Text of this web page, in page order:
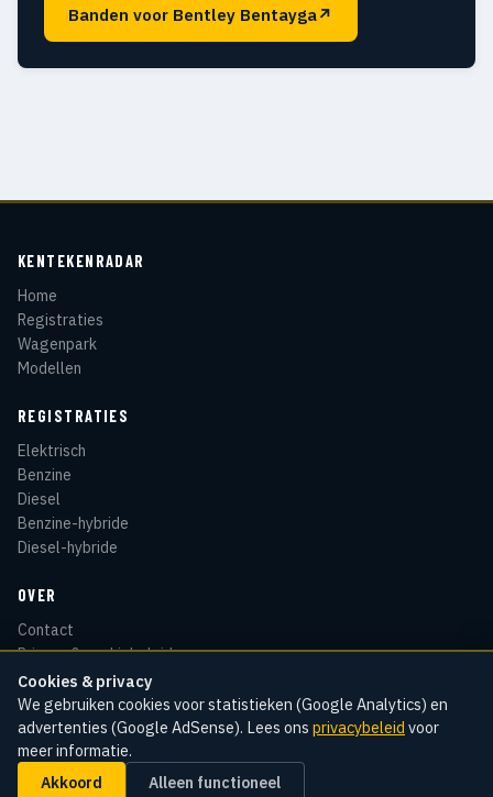
Cookies & privacy
We gebruiken cookies voor statistieken (Google Analytics) en
advertenties (Google AdSense). Lees ons privacybeleid voor
meer informatie.
Akkoord Alleen functioneel
Banden voor Bentley Bentayga↗
KENTEKENRADAR
Home
Registraties
Wagenpark
Modellen
REGISTRATIES
Elektrisch
Benzine
Diesel
Benzine-hybride
Diesel-hybride
OVER
Contact
Privacy & cookiebeleid
Disclaimer
Sitemap
© 2026 Kentekenradar